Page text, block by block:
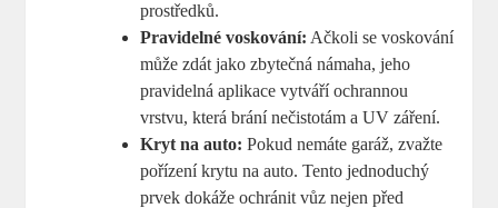
prostředků.
Pravidelné voskování: Ačkoli se voskování
může zdát jako zbytečná námaha, jeho
pravidelná aplikace vytváří ochrannou
vrstvu, která brání nečistotám a UV záření.
Kryt na auto: Pokud nemáte garáž, zvažte
pořízení krytu na auto. Tento jednoduchý
prvek dokáže ochránit vůz nejen před